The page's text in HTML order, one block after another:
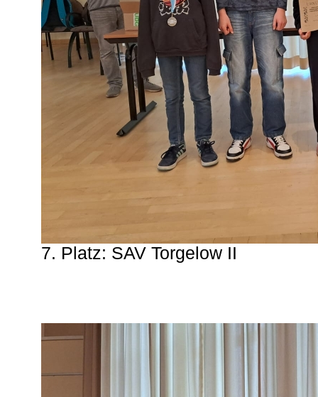
7. Platz: SAV Torgelow II